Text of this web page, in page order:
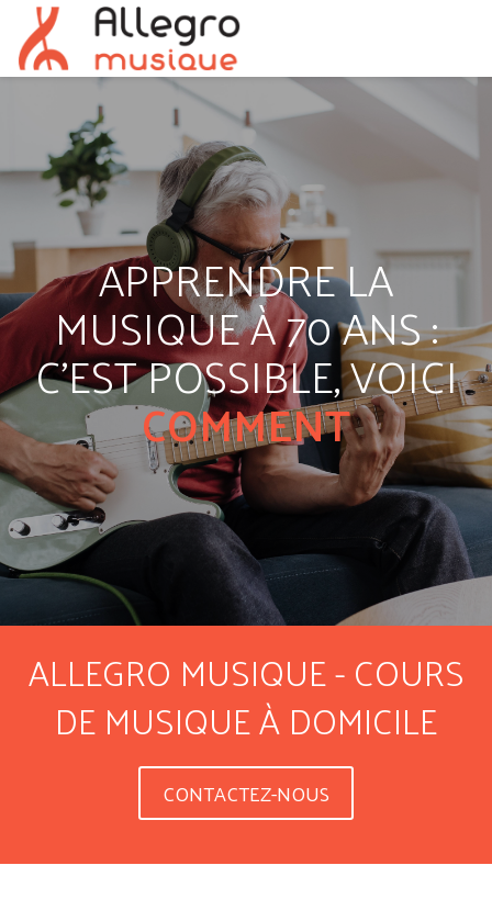
APPRENDRE LA
MUSIQUE À 70 ANS :
C'EST POSSIBLE, VOICI
COMMENT
ALLEGRO MUSIQUE - COURS
DE MUSIQUE À DOMICILE
CONTACTEZ-NOUS